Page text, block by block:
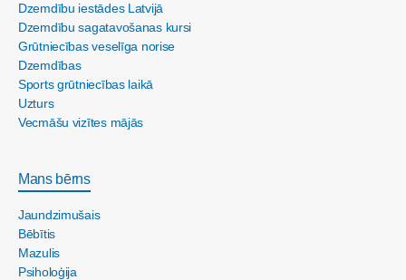
Dzemdību iestādes Latvijā
Dzemdību sagatavošanas kursi
Grūtniecības veselīga norise
Dzemdības
Sports grūtniecības laikā
Uzturs
Vecmāšu vizītes mājās
Mans bērns
Jaundzimušais
Bēbītis
Mazulis
Psiholoģija